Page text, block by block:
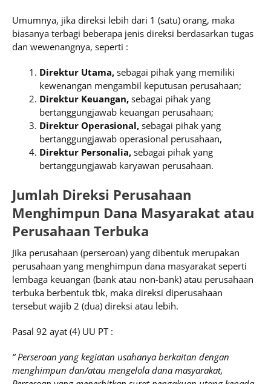
Umumnya, jika direksi lebih dari 1 (satu) orang, maka
biasanya terbagi beberapa jenis direksi berdasarkan tugas
dan wewenangnya, seperti :
Direktur Utama, sebagai pihak yang memiliki
kewenangan mengambil keputusan perusahaan;
Direktur Keuangan, sebagai pihak yang
bertanggungjawab keuangan perusahaan;
Direktur Operasional, sebagai pihak yang
bertanggungjawab operasional perusahaan,
Direktur Personalia, sebagai pihak yang
bertanggungjawab karyawan perusahaan.
Jumlah Direksi Perusahaan
Menghimpun Dana Masyarakat atau
Perusahaan Terbuka
Jika perusahaan (perseroan) yang dibentuk merupakan
perusahaan yang menghimpun dana masyarakat seperti
lembaga keuangan (bank atau non-bank) atau perusahaan
terbuka berbentuk tbk, maka direksi diperusahaan
tersebut wajib 2 (dua) direksi atau lebih.
Pasal 92 ayat (4) UU PT :
“ Perseroan yang kegiatan usahanya berkaitan dengan
menghimpun dan/atau mengelola dana masyarakat,